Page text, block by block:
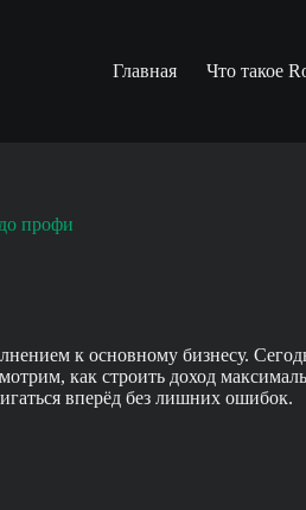
Главная Что такое
профи
к основному бизнесу.
как строить доход
вперёд без лишних ошибок.